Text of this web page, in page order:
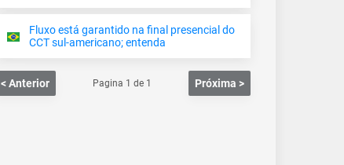
Fluxo está garantido na final presencial do
CCT sul-americano; entenda
< Anterior Pagina 1 de 1 Próxima >